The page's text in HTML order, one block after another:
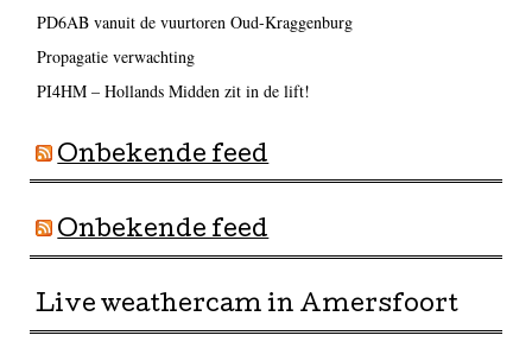
PD6AB vanuit de vuurtoren Oud-Kraggenburg
Propagatie verwachting
PI4HM – Hollands Midden zit in de lift!
Onbekende feed
Onbekende feed
Live weathercam in Amersfoort